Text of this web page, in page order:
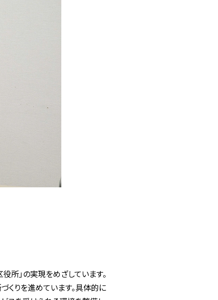
所」の実現をめざしています。
くりを進めています。具体的に